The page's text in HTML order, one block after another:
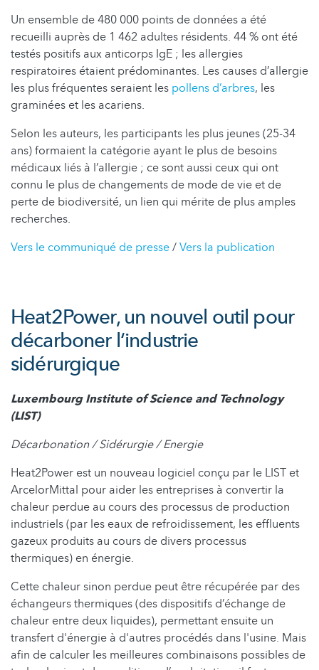
Un ensemble de 480 000 points de données a été
recueilli auprès de 1 462 adultes résidents. 44 % ont été
testés positifs aux anticorps IgE ; les allergies
respiratoires étaient prédominantes. Les causes d’allergie
les plus fréquentes seraient les pollens d’arbres, les
graminées et les acariens.
Selon les auteurs, les participants les plus jeunes (25-34
ans) formaient la catégorie ayant le plus de besoins
médicaux liés à l’allergie ; ce sont aussi ceux qui ont
connu le plus de changements de mode de vie et de
perte de biodiversité, un lien qui mérite de plus amples
recherches.
Vers le communiqué de presse/Vers la publication
Heat2Power, un nouvel outil pour
décarboner l‘industrie
sidérurgique
Luxembourg Institute of Science and Technology
(LIST)
Décarbonation / Sidérurgie / Energie
Heat2Power est un nouveau logiciel conçu par le LIST et
ArcelorMittal pour aider les entreprises à convertir la
chaleur perdue au cours des processus de production
industriels (par les eaux de refroidissement, les effluents
gazeux produits au cours de divers processus
thermiques) en énergie.
Cette chaleur sinon perdue peut être récupérée par des
échangeurs thermiques (des dispositifs d’échange de
chaleur entre deux liquides), permettant ensuite un
transfert d'énergie à d'autres procédés dans l'usine. Mais
afin de calculer les meilleures combinaisons possibles de